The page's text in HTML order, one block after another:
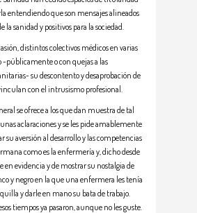
entendiendo que son mensajes alineados
la sanidad y positivos para la sociedad.
distintos colectivos médicos en varias
-públicamente o con quejas a las
su descontento y desaprobación de
con el intrusismo profesional.
se ofrece a los que dan muestra de tal
aclaraciones y se les pide amablemente
su aversión al desarrollo y las competencias
como es la enfermería y, dicho desde
en evidencia y de mostrar su nostalgia de
y negro en la que una enfermera les tenía
y darle en mano su bata de trabajo.
tiempos ya pasaron, aunque no les guste.